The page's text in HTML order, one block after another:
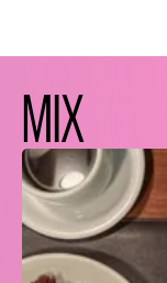
MIX